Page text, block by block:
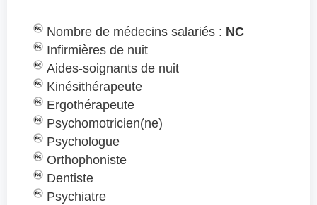
Nombre de médecins salariés : NC
Infirmières de nuit
Aides-soignants de nuit
Kinésithérapeute
Ergothérapeute
Psychomotricien(ne)
Psychologue
Orthophoniste
Dentiste
Psychiatre